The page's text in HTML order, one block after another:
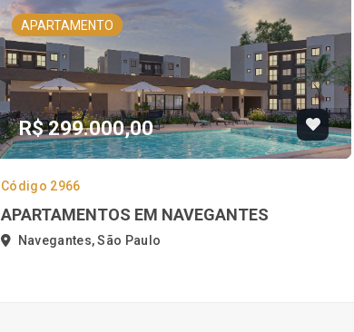
APARTAMENTO
R$ 299.000,00
Código 2966
APARTAMENTOS EM NAVEGANTES
Navegantes, São Paulo